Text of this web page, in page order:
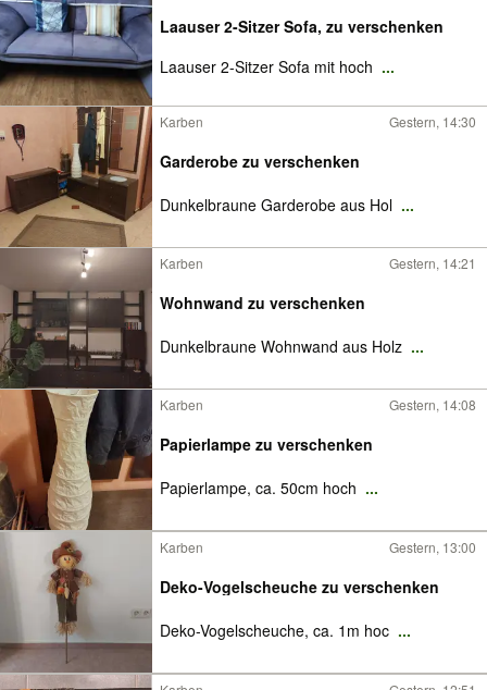
Laauser 2-Sitzer Sofa, zu verschenken
Laauser 2-Sitzer Sofa mit hoch ...
Karben Gestern, 14:30
Garderobe zu verschenken
Dunkelbraune Garderobe aus Hol ...
Karben Gestern, 14:21
Wohnwand zu verschenken
Dunkelbraune Wohnwand aus Holz ...
Karben Gestern, 14:08
Papierlampe zu verschenken
Papierlampe, ca. 50cm hoch ...
Karben Gestern, 13:00
Deko-Vogelscheuche zu verschenken
Deko-Vogelscheuche, ca. 1m hoc ...